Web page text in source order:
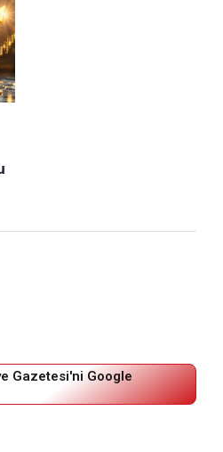
Gazetesi'ni Google